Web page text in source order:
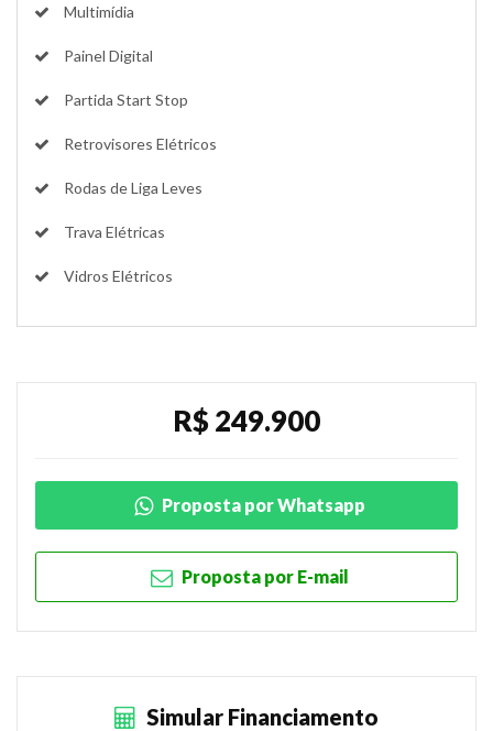
Multimídia
Painel Digital
Partida Start Stop
Retrovisores Elétricos
Rodas de Liga Leves
Trava Elétricas
Vidros Elétricos
R$ 249.900
Proposta por Whatsapp
Proposta por E-mail
Simular Financiamento